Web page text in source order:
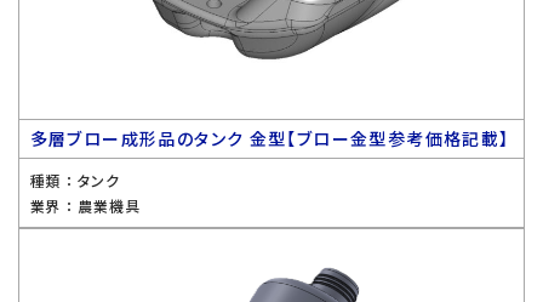
多層ブロー成形品のタンク 金型【ブロー金型参考価格記載】
種類 ： タンク
業界 ： 農業機具